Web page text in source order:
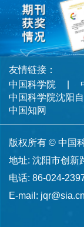
友情链接：
中国科学院
中国科学院沈阳
中国知网
版权所有 © 中国
地址: 沈阳市创新
电话: 86-024-
E-mail: jqr@sia.cn